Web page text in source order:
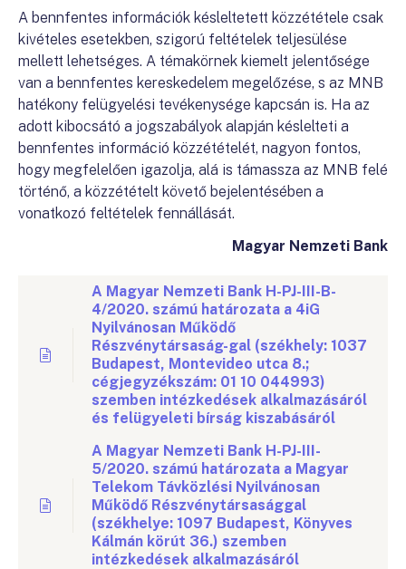
A bennfentes információk késleltetett közzététele csak
kivételes esetekben, szigorú feltételek teljesülése
mellett lehetséges. A témakörnek kiemelt jelentősége
van a bennfentes kereskedelem megelőzése, s az MNB
hatékony felügyelési tevékenysége kapcsán is. Ha az
adott kibocsátó a jogszabályok alapján késlelteti a
bennfentes információ közzétételét, nagyon fontos,
hogy megfelelően igazolja, alá is támassza az MNB felé
történő, a közzétételt követő bejelentésében a
vonatkozó feltételek fennállását.
Magyar Nemzeti Bank
A Magyar Nemzeti Bank H-PJ-III-B-
4/2020. számú határozata a 4iG
Nyilvánosan Működő
Részvénytársaság-gal (székhely: 1037
Budapest, Montevideo utca 8.;
cégjegyzékszám: 01 10 044993)
szemben intézkedések alkalmazásáról
és felügyeleti bírság kiszabásáról
A Magyar Nemzeti Bank H-PJ-III-
5/2020. számú határozata a Magyar
Telekom Távközlési Nyilvánosan
Működő Részvénytársasággal
(székhelye: 1097 Budapest, Könyves
Kálmán körút 36.) szemben
intézkedések alkalmazásáról